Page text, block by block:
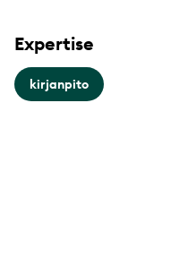
Expertise
kirjanpito